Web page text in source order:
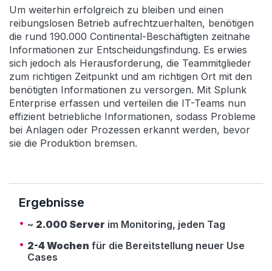
Um weiterhin erfolgreich zu bleiben und einen
reibungslosen Betrieb aufrechtzuerhalten, benötigen
die rund 190.000 Continental-Beschäftigten zeitnahe
Informationen zur Entscheidungsfindung. Es erwies
sich jedoch als Herausforderung, die Teammitglieder
zum richtigen Zeitpunkt und am richtigen Ort mit den
benötigten Informationen zu versorgen. Mit Splunk
Enterprise erfassen und verteilen die IT-Teams nun
effizient betriebliche Informationen, sodass Probleme
bei Anlagen oder Prozessen erkannt werden, bevor
sie die Produktion bremsen.
Ergebnisse
~ 2.000 Server im Monitoring, jeden Tag
2-4 Wochen für die Bereitstellung neuer Use
Cases